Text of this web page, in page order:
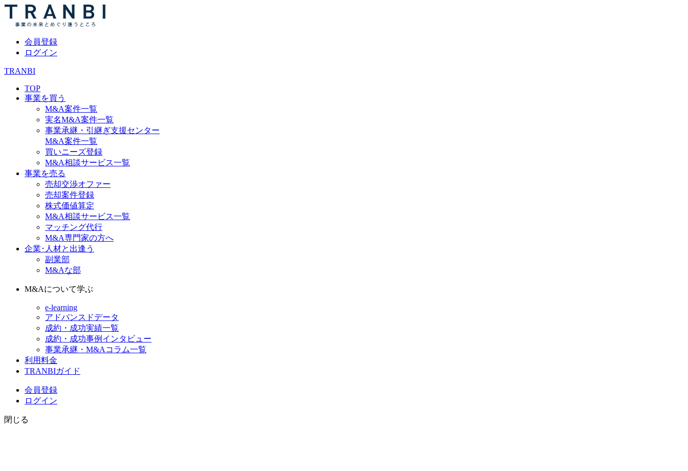
会員登録
ログイン
TRANBI
TOP
事業を買う
M&A案件一覧
実名M&A案件一覧
事業承継・引継ぎ支援センター
M&A案件一覧
買いニーズ登録
M&A相談サービス一覧
事業を売る
売却交渉オファー
売却案件登録
株式価値算定
M&A相談サービス一覧
マッチング代行
M&A専門家の方へ
企業･人材と出逢う
副業部
M&Aな部
M&Aについて学ぶ
e-learning
アドバンスドデータ
成約・成功実績一覧
成約・成功事例インタビュー
事業承継・M&Aコラム一覧
利用料金
TRANBIガイド
会員登録
ログイン
閉じる